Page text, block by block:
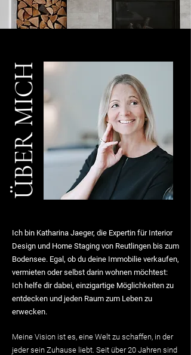
ÜBER MICH
Ich bin Katharina Jaeger, die Expertin für Interior
Design und Home Staging von Reutlingen bis zum
Bodensee. Egal, ob du deine Immobilie verkaufen,
vermieten oder selbst darin wohnen möchtest:
Ich helfe dir dabei, einzigartige Möglichkeiten zu
entdecken und jeden Raum zum Leben zu
erwecken.
Meine Vision ist es, eine Welt zu schaffen, in der
jeder sein Zuhause liebt. Seit über 20 Jahren sind